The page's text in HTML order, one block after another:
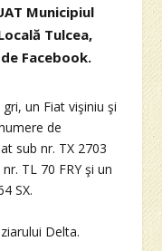
Municipiul
Tulcea,
Facebook.
un Fiat vişiniu şi
de
sub nr. TX 2703
TL 70 FRY şi un
SX.
Delta.